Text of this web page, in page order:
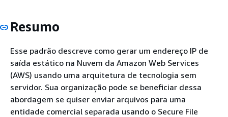
Resumo
Esse padrão descreve como gerar um endereço IP de
saída estático na Nuvem da Amazon Web Services
(AWS) usando uma arquitetura de tecnologia sem
servidor. Sua organização pode se beneficiar dessa
abordagem se quiser enviar arquivos para uma
entidade comercial separada usando o Secure File